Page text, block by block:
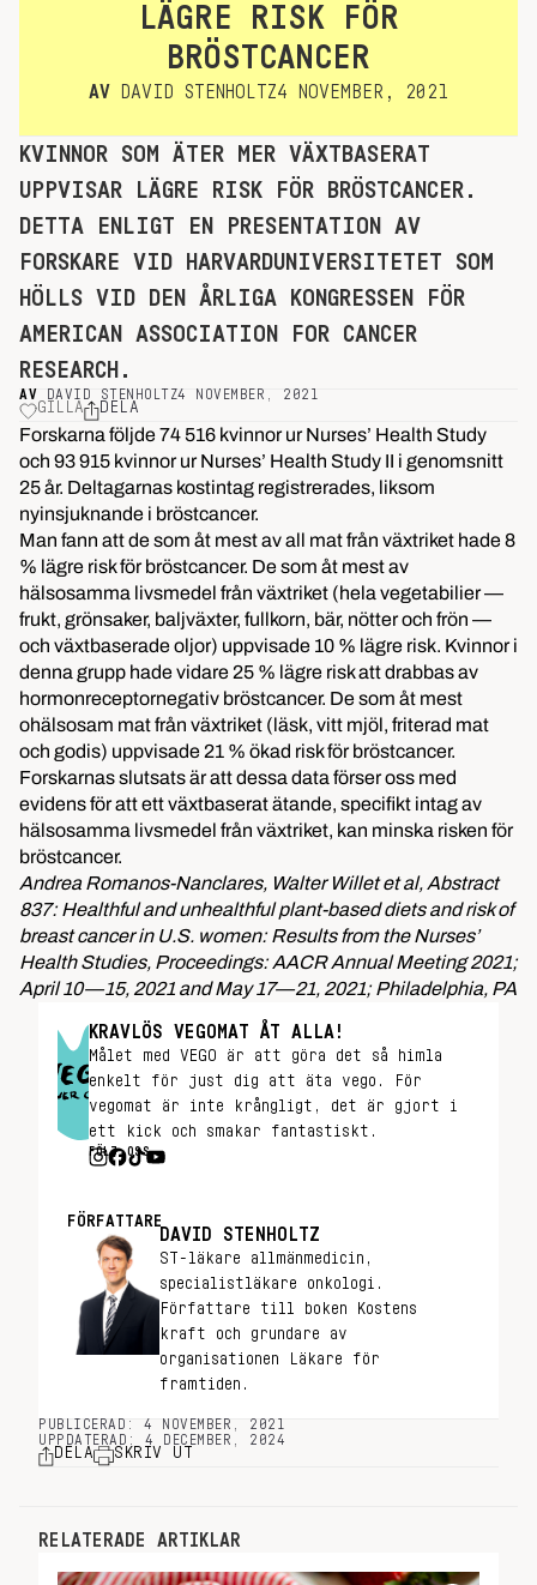
LÄGRE RISK FÖR
BRÖSTCANCER
AV DAVID STENHOLTZ4 NOVEMBER, 2021
KVINNOR SOM ÄTER MER VÄXTBASERAT
UPPVISAR LÄGRE RISK FÖR BRÖSTCANCER.
DETTA ENLIGT EN PRESENTATION AV
FORSKARE VID HARVARDUNIVERSITETET SOM
HÖLLS VID DEN ÅRLIGA KONGRESSEN FÖR
AMERICAN ASSOCIATION FOR CANCER
RESEARCH.
AV DAVID STENHOLTZ4 NOVEMBER, 2021
GILLA DELA
Forskarna följde 74 516 kvinnor ur Nurses’ Health Study
och 93 915 kvinnor ur Nurses’ Health Study II i genomsnitt
25 år. Deltagarnas kostintag registrerades, liksom
nyinsjuknande i bröstcancer.
Man fann att de som åt mest av all mat från växtriket hade 8
% lägre risk för bröstcancer. De som åt mest av
hälsosamma livsmedel från växtriket (hela vegetabilier —
frukt, grönsaker, baljväxter, fullkorn, bär, nötter och frön —
och växtbaserade oljor) uppvisade 10 % lägre risk. Kvinnor i
denna grupp hade vidare 25 % lägre risk att drabbas av
hormonreceptornegativ bröstcancer. De som åt mest
ohälsosam mat från växtriket (läsk, vitt mjöl, friterad mat
och godis) uppvisade 21 % ökad risk för bröstcancer.
Forskarnas slutsats är att dessa data förser oss med
evidens för att ett växtbaserat ätande, specifikt intag av
hälsosamma livsmedel från växtriket, kan minska risken för
bröstcancer.
Andrea Romanos-Nanclares, Walter Willet et al, Abstract
837: Healthful and unhealthful plant-based diets and risk of
breast cancer in U.S. women: Results from the Nurses’
Health Studies, Proceedings: AACR Annual Meeting 2021;
April 10—15, 2021 and May 17—21, 2021; Philadelphia, PA
KRAVLÖS VEGOMAT ÅT ALLA!
Målet med VEGO är att göra det så himla
enkelt för just dig att äta vego. För
vegomat är inte krångligt, det är gjort i
ett kick och smakar fantastiskt.
FÖLJ OSS
FÖRFATTARE
DAVID STENHOLTZ
ST-läkare allmänmedicin,
specialistläkare onkologi.
Författare till boken Kostens
kraft och grundare av
organisationen Läkare för
framtiden.
PUBLICERAD: 4 NOVEMBER, 2021
UPPDATERAD: 4 DECEMBER, 2024
DELA SKRIV UT
RELATERADE ARTIKLAR